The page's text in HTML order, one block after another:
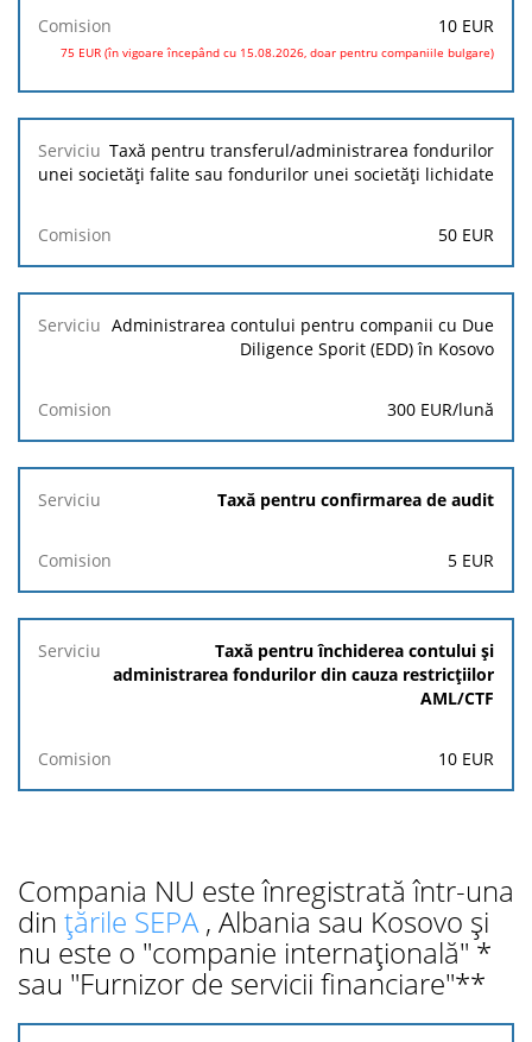
10 EUR
75 EUR (în vigoare începând cu 15.08.2026, doar pentru companiile bulgare)
Taxă pentru transferul/administrarea fondurilor
unei societăți falite sau fondurilor unei societăți lichidate
50 EUR
Administrarea contului pentru companii cu Due
Diligence Sporit (EDD) în Kosovo
300 EUR/lună
Taxă pentru confirmarea de audit
5 EUR
Taxă pentru închiderea contului și
administrarea fondurilor din cauza restricțiilor
AML/CTF
10 EUR
Compania NU este înregistrată într-una
din țările SEPA, Albania sau Kosovo și
nu este o "companie internațională" *
sau "Furnizor de servicii financiare"**